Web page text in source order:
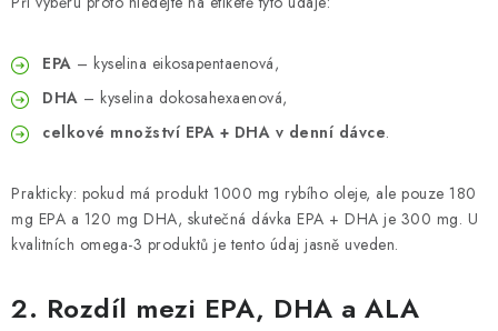
EPA – kyselina eikosapentaenová,
DHA – kyselina dokosahexaenová,
celkové množství EPA + DHA v denní dávce.
Prakticky: pokud má produkt 1000 mg rybího oleje, ale pouze 180
mg EPA a 120 mg DHA, skutečná dávka EPA + DHA je 300 mg. U
kvalitních omega-3 produktů je tento údaj jasně uveden.
2. Rozdíl mezi EPA, DHA a ALA